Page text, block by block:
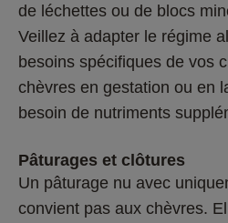
de léchettes ou de blocs
Veillez à adapter le régime
besoins spécifiques de vos
chèvres en gestation ou en
besoin de nutriments
Pâturages et clôtures
Un pâturage nu avec
convient pas aux chèvres.